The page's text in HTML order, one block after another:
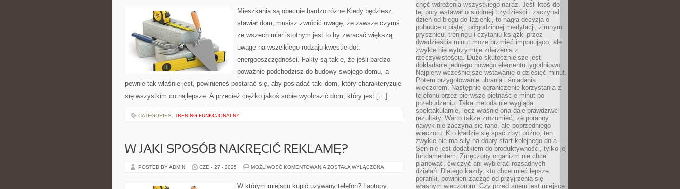
SPORYM
STOPNIU
NIERUCHOMOŚCI
Mieszkania są obecnie bardzo różne Kiedy będziesz
stawiał dom, musisz zwrócić uwagę, że zawsze czymś
ze wszech miar istotnym jest to by zwracać większą
uwagę na wszelkiego rodzaju kwestie dot.
energooszczędności. Fakty są takie, że jeśli bardzo
poważnie podchodzisz do budowy swojego domu, a
pewnie tak właśnie jest, powinieneś postarać się, aby posiadać taki dom, który charakteryzuje
się wszystkim co najlepsze. A przecież ciężko jakoś sobie wyobrazić dom, który jest […]
CATEGORIES: TRENING FUNKCJONALNY
W JAKI SPOSÓB NAKRĘCIĆ REKLAMĘ?
POSTED BY ADMIN CZE - 27 - 2025 MOŻLIWOŚĆ KOMENTOWANIA W
NAKRĘCIĆ
ZOSTAŁA WYŁĄCZONA
W którym miejscu kupić używany telefon? Laptopy,
chęć wdrożenia wszystkiego naraz. Jeśli ktoś do
tej pory wstawał o siódmej trzydzieści i zaczynał
dzień od biegu do łazienki, to nagła decyzja o
pobudce o piątej, półgodzinnej medytacji, zimnym
prysznicu, treningu i czytaniu książki przez
dwadzieścia minut może brzmieć imponująco, ale
zwykle nie wytrzymuje zderzenia z
rzeczywistością. Dużo skuteczniejsze jest
dokładanie jednego nowego elementu tygodniowo.
Najpierw wcześniejsze wstawanie o dziesięć minut.
Potem przygotowanie ubrania i śniadania
wieczorem. Następnie ograniczenie korzystania z
telefonu przez pierwsze piętnaście minut po
przebudzeniu. Taka metoda nie wygląda
spektakularnie, lecz właśnie ona daje prawdziwe
rezultaty. Warto także zrozumieć, że poranny
nawyk nie zaczyna się rano, ale poprzedniego
wieczoru. Kto kładzie się spać zbyt późno, ten
zwykle nie ma siły na dobry start kolejnego dnia.
Sen nie jest dodatkiem do produktywności, tylko jej
fundamentem. Zmęczony organizm nie chce
planować, ćwiczyć ani wybierać rozsądnych
działań. Dlatego każdy, kto chce mieć lepsze
poranki, powinien zacząć od przyjrzenia się
własnym wieczorom. Czy przed snem jest miejsce